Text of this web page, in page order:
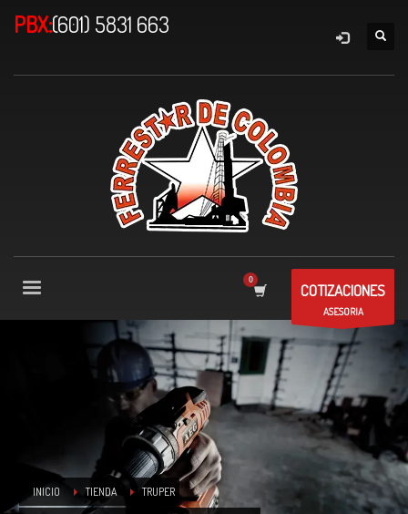
PBX:(601) 5831 663
COTIZACIONES
ASESORIA
INICIO TIENDA TRUPER